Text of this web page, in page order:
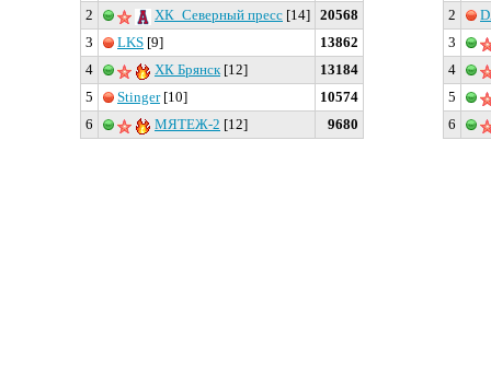
2 ХК_Северный пресс [14] 20568
3
LKS [9]
13862
4
ХК Брянск[12]
13184
5
Stinger[10]
10574
6
МЯТЕЖ-2 [12] 9680
2
3
4
5
6